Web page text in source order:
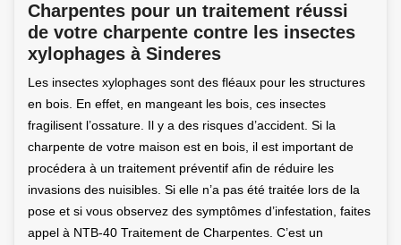
Charpentes pour un traitement réussi
de votre charpente contre les insectes
xylophages à Sinderes
Les insectes xylophages sont des fléaux pour les structures
en bois. En effet, en mangeant les bois, ces insectes
fragilisent l’ossature. Il y a des risques d’accident. Si la
charpente de votre maison est en bois, il est important de
procédera à un traitement préventif afin de réduire les
invasions des nuisibles. Si elle n’a pas été traitée lors de la
pose et si vous observez des symptômes d’infestation, faites
appel à NTB-40 Traitement de Charpentes. C’est un